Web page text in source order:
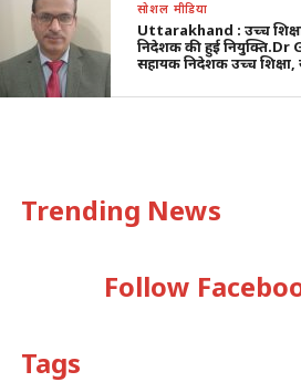
सोशल मीडिया
Uttarakhand : उच्च
निदेशक की हुई नियुक्ति.Dr
सहायक निदेशक उच्च शिक्षा,
Trending News
Follow
Tags